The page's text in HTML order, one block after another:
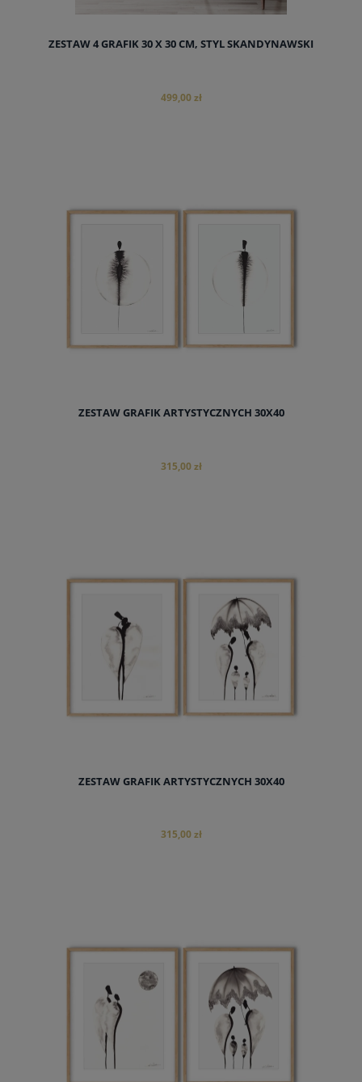
ZESTAW 4 GRAFIK 30 X 30 CM, STYL SKANDYNAWSKI
499,00 zł
ZESTAW GRAFIK ARTYSTYCZNYCH 30X40
315,00 zł
ZESTAW GRAFIK ARTYSTYCZNYCH 30X40
315,00 zł